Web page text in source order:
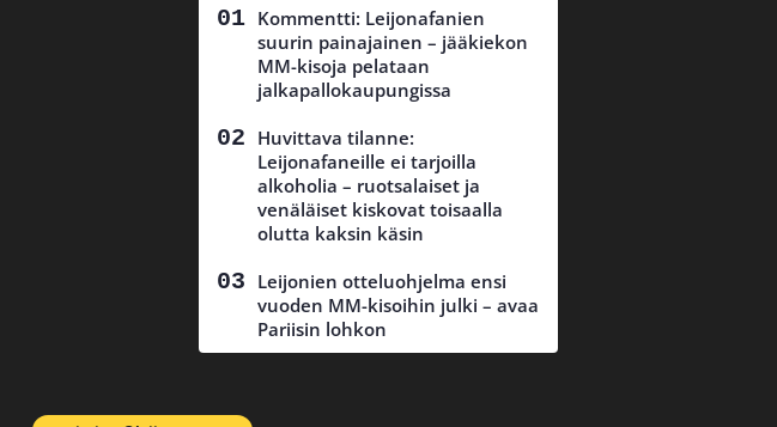
Kommentti: Leijonafanien
suurin painajainen – jääkiekon
MM-kisoja pelataan
jalkapallokaupungissa
Huvittava tilanne:
Leijonafaneille ei tarjoilla
alkoholia – ruotsalaiset ja
venäläiset kiskovat toisaalla
olutta kaksin käsin
Leijonien otteluohjelma ensi
vuoden MM-kisoihin julki – avaa
Pariisin lohkon